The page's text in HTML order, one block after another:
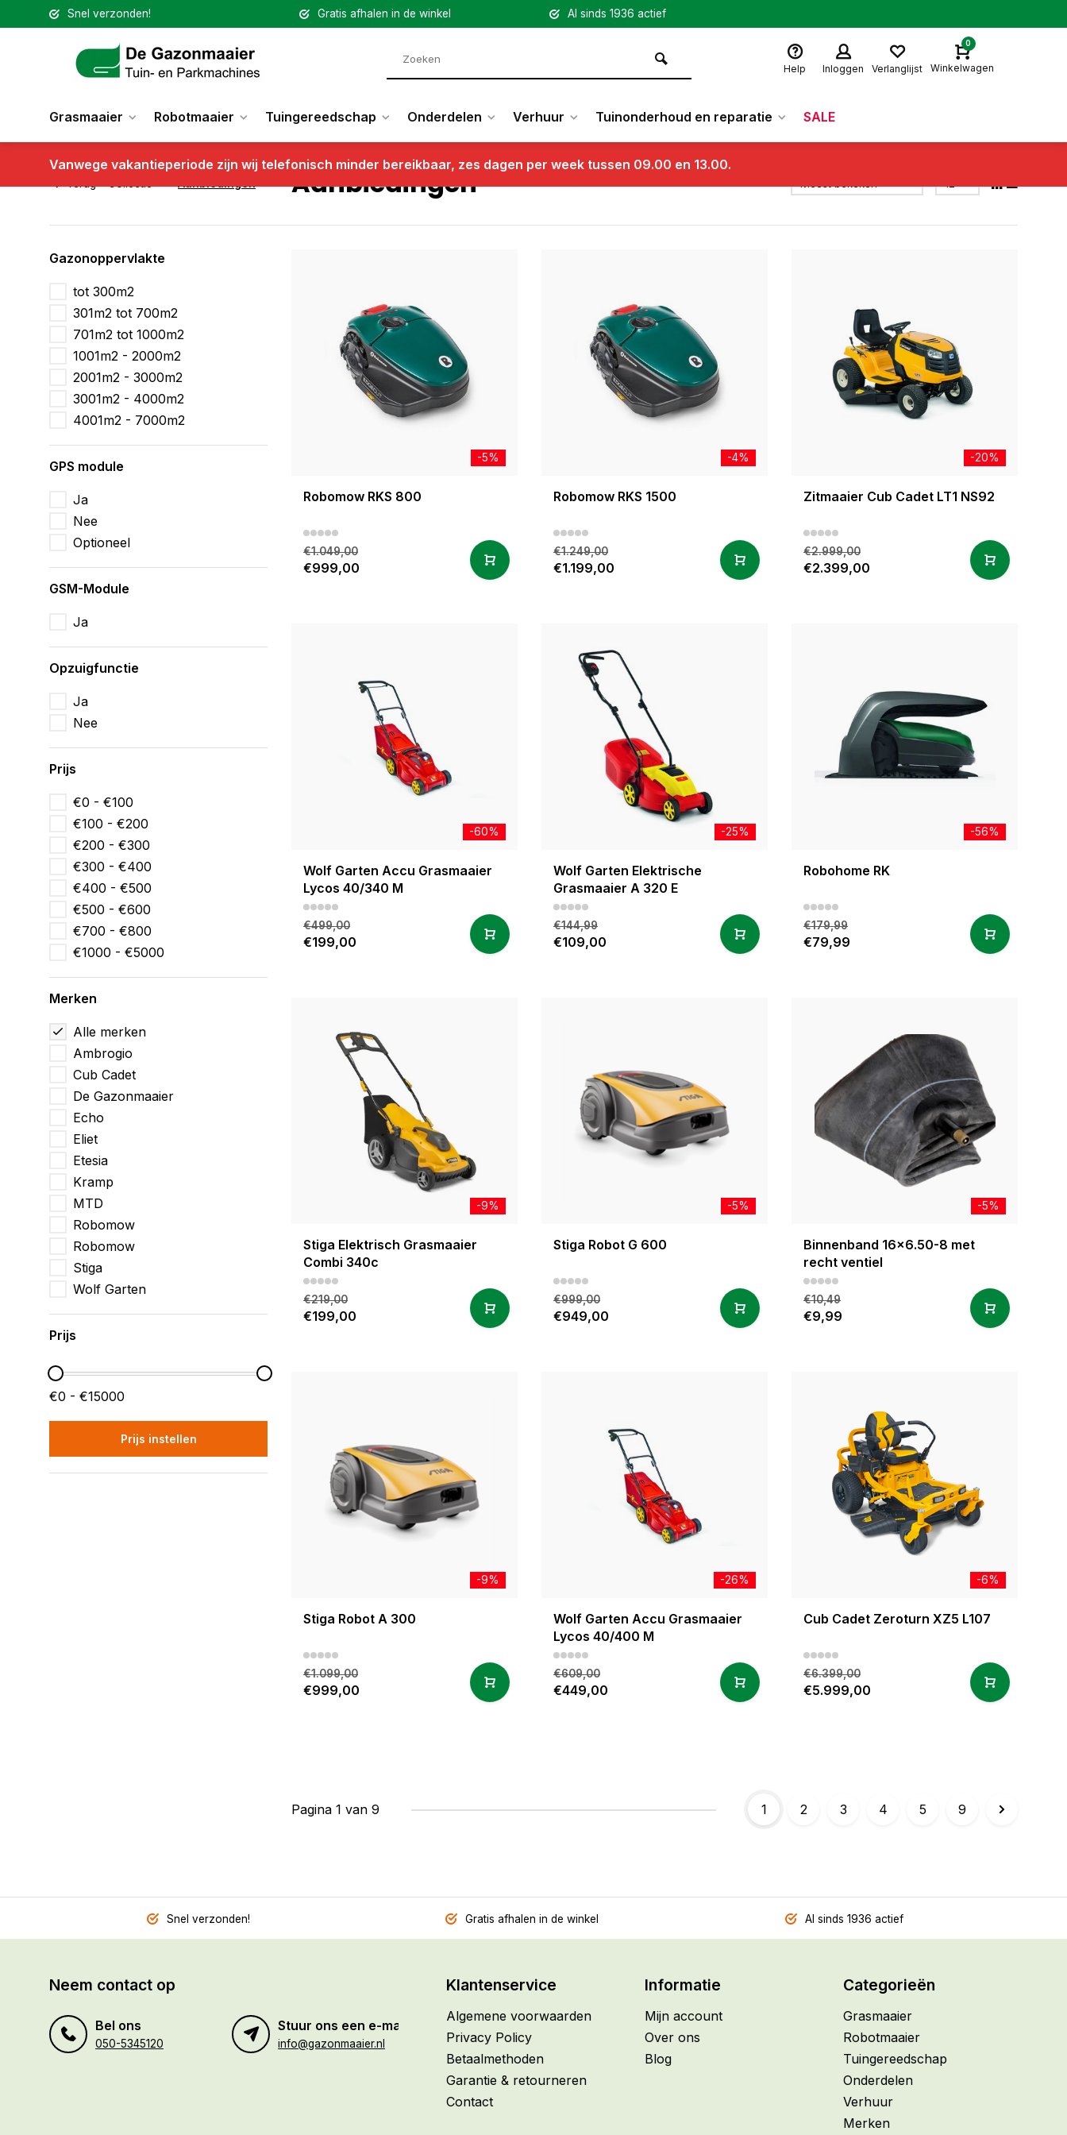
Snel verzonden! Gratis afhalen in de winkel Al sinds 1936 actief
Help Inloggen Verlanglijst
0
Winkelwagen
Grasmaaier Robotmaaier Tuingereedschap Onderdelen Verhuur Tuinonderhoud en reparatie SALE
Vanwege vakantieperiode zijn wij telefonisch minder bereikbaar, zes dagen per week tussen 09.00 en 13.00.
Aanbiedingen
Gazonoppervlakte
tot 300m2
301m2 tot 700m2
701m2 tot 1000m2
1001m2 - 2000m2
2001m2 - 3000m2
3001m2 - 4000m2
4001m2 - 7000m2
GPS module
Ja
Nee
Optioneel
GSM-Module
Ja
Opzuigfunctie
Ja
Nee
Prijs
€0 - €100
€100 - €200
€200 - €300
€300 - €400
€400 - €500
€500 - €600
€700 - €800
€1000 - €5000
Merken
Alle merken
Ambrogio
Cub Cadet
De Gazonmaaier
Echo
Eliet
Etesia
Kramp
MTD
Robomow
Robomow
Stiga
Wolf Garten
Prijs
€0 - €15000
Prijs instellen
-5%
Robomow RKS 800
€1.049,00
€999,00
-4%
Robomow RKS 1500
€1.249,00
€1.199,00
-20%
Zitmaaier Cub Cadet LT1 NS92
€2.999,00
€2.399,00
-60%
Wolf Garten Accu Grasmaaier
Lycos 40/340 M
€499,00
€199,00
-25%
Wolf Garten Elektrische
Grasmaaier A 320 E
€144,99
€109,00
-56%
Robohome RK
€179,99
€79,99
-9%
Stiga Elektrisch Grasmaaier
Combi 340c
€219,00
€199,00
-5%
Stiga Robot G 600
€999,00
€949,00
-5%
Binnenband 16x6.50-8 met
recht ventiel
€10,49
€9,99
-9%
Stiga Robot A 300
€1.099,00
€999,00
-26%
Wolf Garten Accu Grasmaaier
Lycos 40/400 M
€609,00
€449,00
-6%
Cub Cadet Zeroturn XZ5 L107
€6.399,00
€5.999,00
Pagina 1 van 9 1 2 3 4 5 9
Snel verzonden! Gratis afhalen in de winkel Al sinds 1936 actief
Neem contact op
Bel ons
050-5345120
Stuur ons een e-mail
info@gazonmaaier.nl
Klantenservice
Algemene voorwaarden
Privacy Policy
Betaalmethoden
Garantie & retourneren
Contact
Informatie
Mijn account
Over ons
Blog
Categorieën
Grasmaaier
Robotmaaier
Tuingereedschap
Onderdelen
Verhuur
Merken